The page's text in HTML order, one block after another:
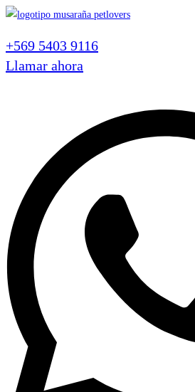
Ir
contenido
+569 5403 9116
Llamar ahora